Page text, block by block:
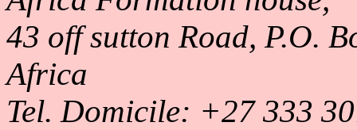
43 off sutton Road, P.O.
Africa
Tel. Domicile: +27 333